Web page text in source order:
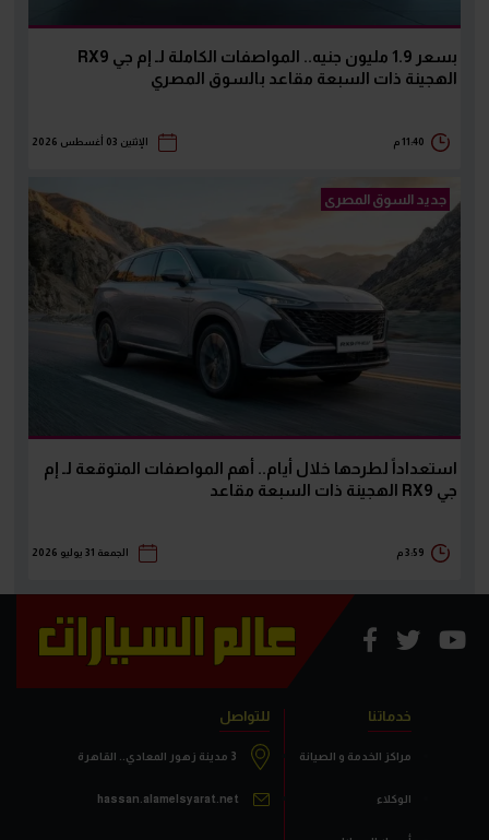
بسعر 1.9 مليون جنيه.. المواصفات الكاملة لـ إم جي RX9
الهجينة ذات السبعة مقاعد بالسوق المصري
11:40 م الإثنين 03 أغسطس 2026
جديد السوق المصرى
استعداداً لطرحها خلال أيام.. أهم المواصفات المتوقعة لـ إم
جي RX9 الهجينة ذات السبعة مقاعد
3:59 م الجمعة 31 يوليو 2026
خدماتنا
مراكز الخدمة و الصيانة
الوكلاء
للتواصل
3 مدينة زهور المعادي.. القاهرة
hassan.alamelsyarat.net